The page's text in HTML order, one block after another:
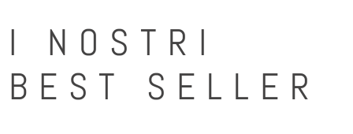
I NOSTRI
BEST SELLER